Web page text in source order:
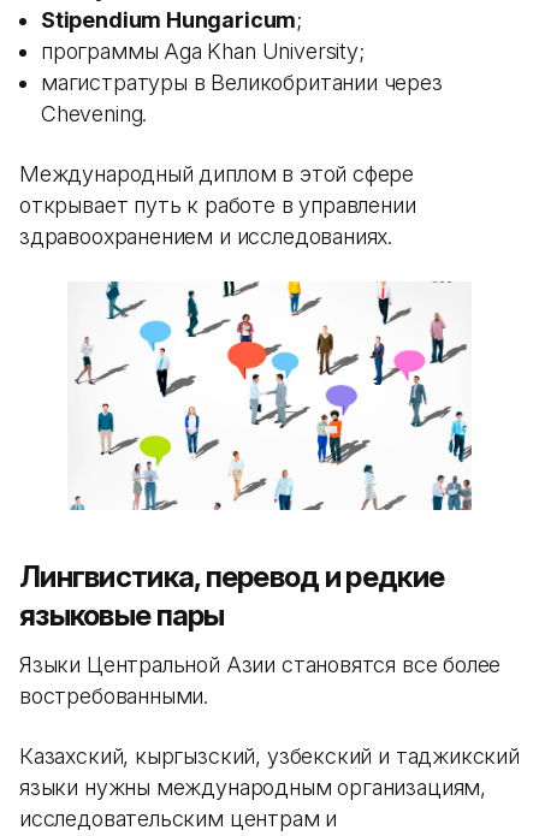
Stipendium Hungaricum;
программы Aga Khan University;
магистратуры в Великобритании через
Chevening.
Международный диплом в этой сфере
открывает путь к работе в управлении
здравоохранением и исследованиях.
Лингвистика, перевод и редкие
языковые пары
Языки Центральной Азии становятся все более
востребованными.
Казахский, кыргызский, узбекский и таджикский
языки нужны международным организациям,
исследовательским центрам и